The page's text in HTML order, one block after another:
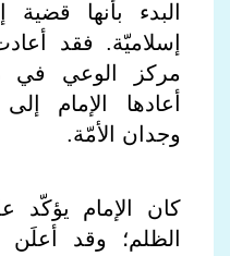
البدء بأنها
إسلاميّة. فقد
مركز الوعي في
أعادها الإمام
وجدان الأمّة.
كان الإمام
الظلم؛ وقد